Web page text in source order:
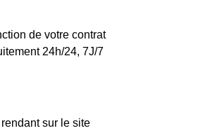
de votre contrat
24h/24, 7J/7
sur le site